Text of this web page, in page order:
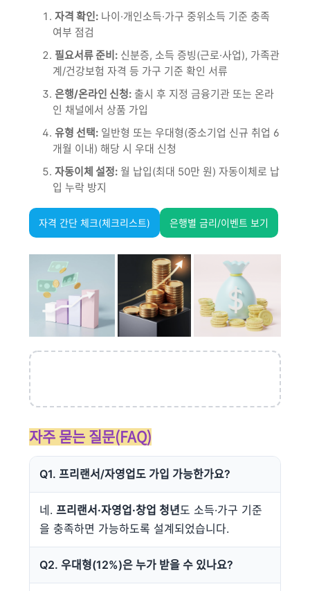
자격 확인: 나이·개인소득·가구 중위소득 기준 충족
여부 점검
필요서류 준비: 신분증, 소득 증빙(근로·사업), 가족관
계/건강보험 자격 등 가구 기준 확인 서류
은행/온라인 신청: 출시 후 지정 금융기관 또는 온라
인 채널에서 상품 가입
유형 선택: 일반형 또는 우대형(중소기업 신규 취업 6
개월 이내) 해당 시 우대 신청
자동이체 설정: 월 납입(최대 50만 원) 자동이체로 납
입 누락 방지
자격 간단 체크(체크리스트) 은행별 금리/이벤트 보기
자주 묻는 질문(FAQ)
Q1. 프리랜서/자영업도 가입 가능한가요?
네. 프리랜서·자영업·창업 청년도 소득·가구 기준
을 충족하면 가능하도록 설계되었습니다.
Q2. 우대형(12%)은 누가 받을 수 있나요?